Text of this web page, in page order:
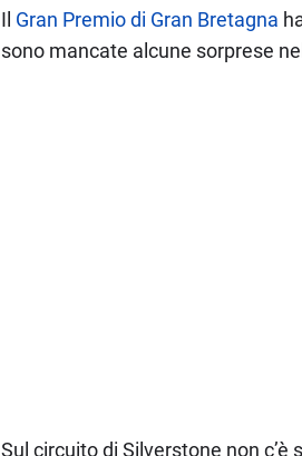
Il Gran Premio di Gran Bretagna
sono mancate alcune sorprese
Sul circuito di Silverstone non